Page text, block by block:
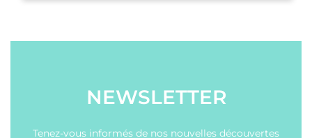
NEWSLETTER
Tenez-vous informés de nos nouvelles découvertes